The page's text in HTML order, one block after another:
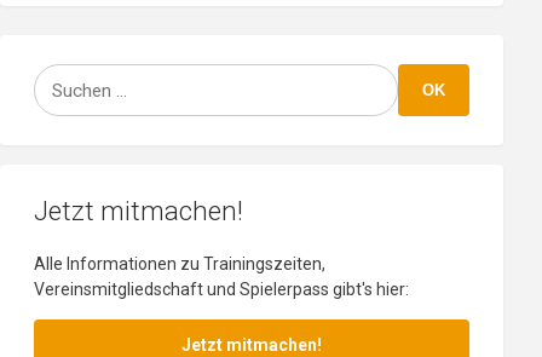
Suchen
OK
Jetzt mitmachen!
Alle Informationen zu Trainingszeiten,
Vereinsmitgliedschaft und Spielerpass gibt's hier:
Jetzt mitmachen!